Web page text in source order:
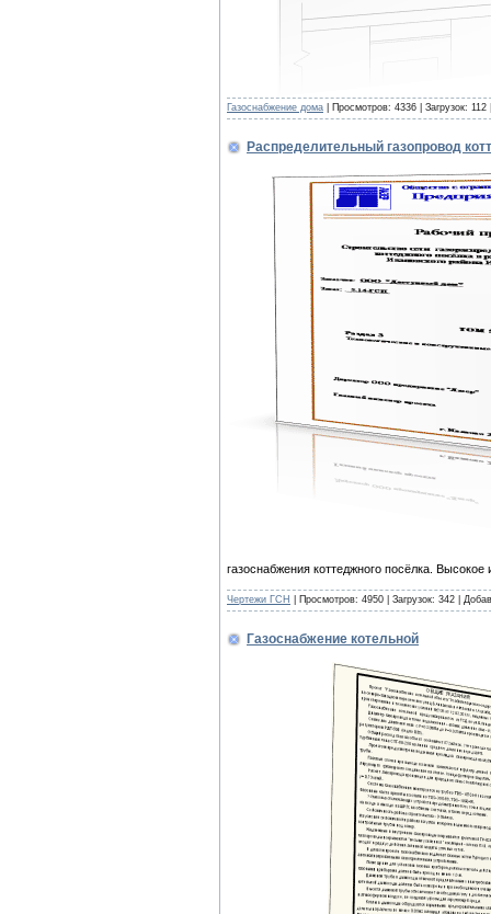
Газоснабжение дома | Просмотров: 4336 | Загрузок:
Распределительный газопровод
газоснабжения коттеджного посёлка.
Чертежи ГСН | Просмотров: 4950 | Загрузок: 342 |
Газоснабжение котельной